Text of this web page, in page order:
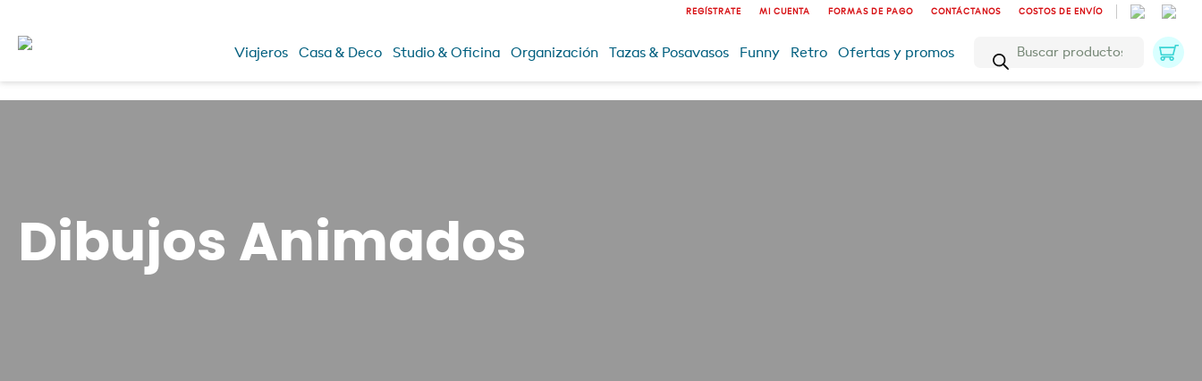
REGÍSTRATE MI CUENTA FORMAS DE PAGO CONTÁCTANOS COSTOS DE ENVÍO
Viajeros Casa & Deco Studio & Oficina Organización Tazas & Posavasos Funny Retro Ofertas y promos
Búsqueda
productos
Dibujos Animados